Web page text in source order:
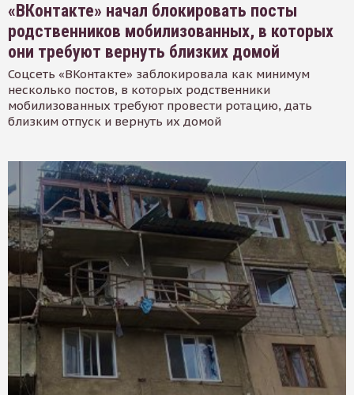
«ВКонтакте» начал блокировать посты
родственников мобилизованных, в которых
они требуют вернуть близких домой
Соцсеть «ВКонтакте» заблокировала как минимум
несколько постов, в которых родственники
мобилизованных требуют провести ротацию, дать
близким отпуск и вернуть их домой